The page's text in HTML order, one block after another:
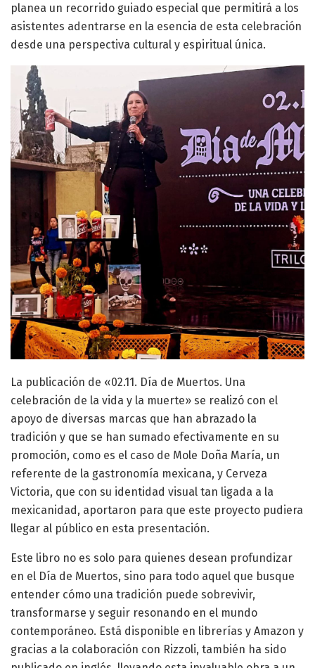
planea un recorrido guiado especial que permitirá a los
asistentes adentrarse en la esencia de esta celebración
desde una perspectiva cultural y espiritual única.
La publicación de «02.11. Día de Muertos. Una
celebración de la vida y la muerte» se realizó con el
apoyo de diversas marcas que han abrazado la
tradición y que se han sumado efectivamente en su
promoción, como es el caso de Mole Doña María, un
referente de la gastronomía mexicana, y Cerveza
Victoria, que con su identidad visual tan ligada a la
mexicanidad, aportaron para que este proyecto pudiera
llegar al público en esta presentación.
Este libro no es solo para quienes desean profundizar
en el Día de Muertos, sino para todo aquel que busque
entender cómo una tradición puede sobrevivir,
transformarse y seguir resonando en el mundo
contemporáneo. Está disponible en librerías y Amazon y
gracias a la colaboración con Rizzoli, también ha sido